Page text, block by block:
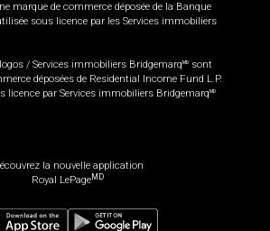
marque de commerce déposée de la Banque
sous licence par les Services immobiliers
/ Services immobiliers BridgemarqMD
sont
déposées de Residential Income Fund L.P.
licence par Services immobiliers BridgemarqMD
la nouvelle application
Royal LePageMD